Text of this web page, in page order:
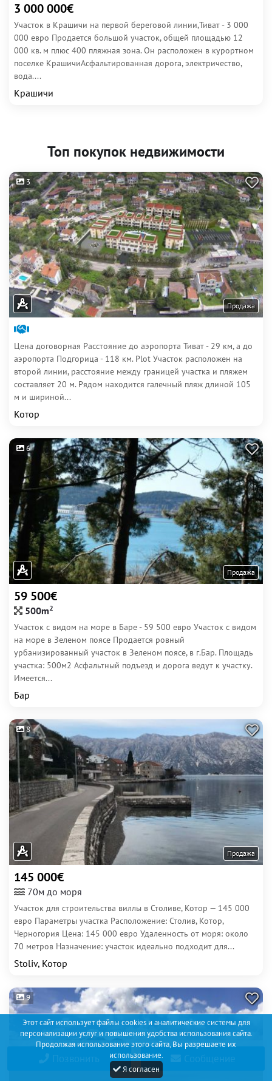
Этот сайт использует файлы cookies и аналитические системы для
персонализации услуг и повышения удобства использования сайта.
Продолжая использование этого сайта, Вы разрешаете их
использование.
Я согласен
3 000 000€
Участок в Крашичи на первой береговой линии,Тиват - 3 000
000 евро Продается большой участок, общей площадью 12
000 кв. м плюс 400 пляжная зона. Он расположен в курортном
поселке КрашичиАсфальтированная дорога, электричество,
вода....
Крашичи
Топ покупок недвижимости
3
Продажа
Цена договорная Расстояние до аэропорта Тиват - 29 км, а до
аэропорта Подгорица - 118 км. Plot Участок расположен на
второй линии, расстояние между границей участка и пляжем
составляет 20 м. Рядом находится галечный пляж длиной 105
м и шириной...
Котор
6
Продажа
59 500€
500m2
Участок с видом на море в Баре - 59 500 евро Участок с видом
на море в Зеленом поясе Продается ровный
урбанизированный участок в Зеленом поясе, в г.Бар. Площадь
участка: 500м2 Асфальтный подъезд и дорога ведут к участку.
Имеется...
Бар
8
Продажа
145 000€
70м до моря
Участок для строительства виллы в Столиве, Котор — 145 000
евро Параметры участка Расположение: Столив, Котор,
Черногория Цена: 145 000 евро Удаленность от моря: около
70 метров Назначение: участок идеально подходит для...
Stoliv, Котор
9
Позвонить Сообщение